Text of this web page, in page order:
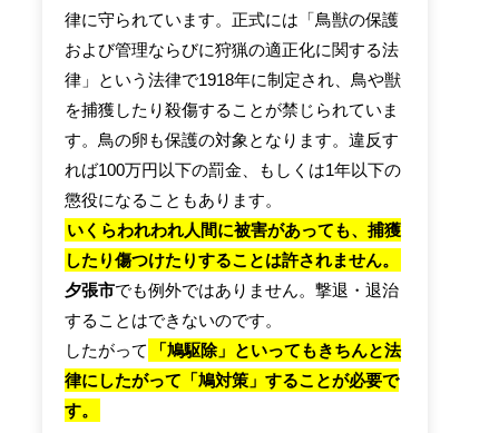
律に守られています。正式には「鳥獣の保護
および管理ならびに狩猟の適正化に関する法
律」という法律で1918年に制定され、鳥や獣
を捕獲したり殺傷することが禁じられていま
す。鳥の卵も保護の対象となります。違反す
れば100万円以下の罰金、もしくは1年以下の
懲役になることもあります。
いくらわれわれ人間に被害があっても、捕獲
したり傷つけたりすることは許されません。
夕張市でも例外ではありません。撃退・退治
することはできないのです。
したがって
「鳩駆除」といってもきちんと法
律にしたがって「鳩対策」することが必要で
す。